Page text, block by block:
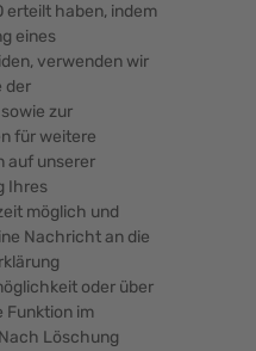
erteilt haben, indem
eines
verwenden wir
der
zur
für weitere
auf unserer
Ihres
möglich und
Nachricht an die
oder über
Funktion im
Löschung